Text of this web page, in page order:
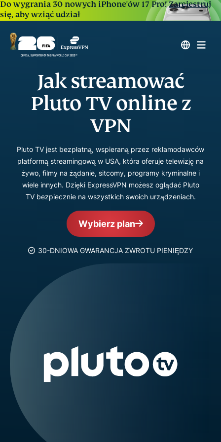
Do wygrania 30 nowych iPhone'ów 17 Pro!Zarejestruj
się, aby wziąć udział
Jak streamować
Pluto TV online z
VPN
Pluto TV jest bezpłatną, wspieraną przez reklamodawców
platformą streamingową w USA, która oferuje telewizję na
żywo, filmy na żądanie, sitcomy, programy kryminalne i
wiele innych. Dzięki ExpressVPN możesz oglądać Pluto
TV bezpiecznie na wszystkich swoich urządzeniach.
Wybierz plan
30-DNIOWA GWARANCJA ZWROTU PIENIĘDZY